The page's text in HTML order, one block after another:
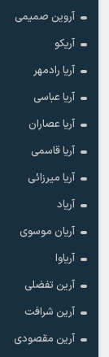
آروین صمیمی
آریکو
آریا رادمهر
آریا عباسی
آریا عصاران
آریا قاسمی
آریا میرزائی
آریاد
آریان موسوی
آریاوا
آرین تفضلی
آرین شرافت
آرین مقصودی